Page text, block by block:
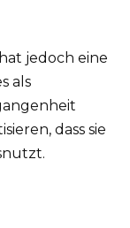
jedoch eine
als
dass sie